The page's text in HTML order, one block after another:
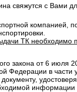
свяжутся с Вами
компанией,
ТК необходимо
закона от 6 июля
Федерации в
информации